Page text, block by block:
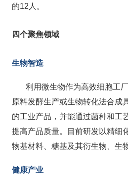
的12 人。
四个聚焦领域
生物智造
利用微生物作为高效细胞工
原料发酵生产或生物转化法合成
的工业产品，并能通过菌种和工
提高产品质量。目前研发以精细
物基材料、糖基及其衍生物、生
健康产业